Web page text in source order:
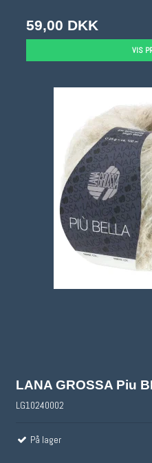
59,00 DKK
VIS
LANA GROSSA Piu
LG10240002
På lager